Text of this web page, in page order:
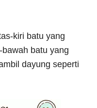
kiri batu yang
batu yang
dayung seperti